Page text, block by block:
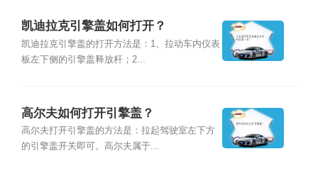
凯迪拉克引擎盖如何打开？
凯迪拉克引擎盖的打开方法是：1、拉动车内仪表
板左下侧的引擎盖释放杆；2...
高尔夫如何打开引擎盖？
高尔夫打开引擎盖的方法是：拉起驾驶室左下方
的引擎盖开关即可。高尔夫属于...